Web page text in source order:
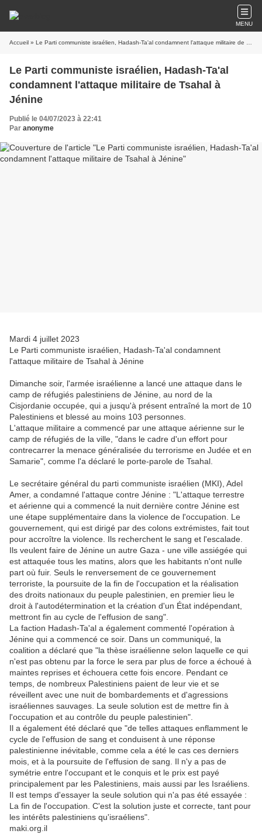
MENU
Accueil » Le Parti communiste israélien, Hadash-Ta'al condamnent l'attaque militaire de Tsahal à Jénine
Le Parti communiste israélien, Hadash-Ta'al
condamnent l'attaque militaire de Tsahal à
Jénine
Publié le 04/07/2023 à 22:41
Par anonyme
Mardi 4 juillet 2023
Le Parti communiste israélien, Hadash-Ta'al condamnent
l'attaque militaire de Tsahal à Jénine
Dimanche soir, l'armée israélienne a lancé une attaque dans le
camp de réfugiés palestiniens de Jénine, au nord de la
Cisjordanie occupée, qui a jusqu'à présent entraîné la mort de 10
Palestiniens et blessé au moins 103 personnes.
L'attaque militaire a commencé par une attaque aérienne sur le
camp de réfugiés de la ville, "dans le cadre d'un effort pour
contrecarrer la menace généralisée du terrorisme en Judée et en
Samarie", comme l'a déclaré le porte-parole de Tsahal.
Le secrétaire général du parti communiste israélien (MKI), Adel
Amer, a condamné l'attaque contre Jénine : "L'attaque terrestre
et aérienne qui a commencé la nuit dernière contre Jénine est
une étape supplémentaire dans la violence de l'occupation. Le
gouvernement, qui est dirigé par des colons extrémistes, fait tout
pour accroître la violence. Ils recherchent le sang et l'escalade.
Ils veulent faire de Jénine un autre Gaza - une ville assiégée qui
est attaquée tous les matins, alors que les habitants n'ont nulle
part où fuir. Seuls le renversement de ce gouvernement
terroriste, la poursuite de la fin de l'occupation et la réalisation
des droits nationaux du peuple palestinien, en premier lieu le
droit à l'autodétermination et la création d'un État indépendant,
mettront fin au cycle de l'effusion de sang".
La faction Hadash-Ta'al a également commenté l'opération à
Jénine qui a commencé ce soir. Dans un communiqué, la
coalition a déclaré que "la thèse israélienne selon laquelle ce qui
n'est pas obtenu par la force le sera par plus de force a échoué à
maintes reprises et échouera cette fois encore. Pendant ce
temps, de nombreux Palestiniens paient de leur vie et se
réveillent avec une nuit de bombardements et d'agressions
israéliennes sauvages. La seule solution est de mettre fin à
l'occupation et au contrôle du peuple palestinien".
Il a également été déclaré que "de telles attaques enflamment le
cycle de l'effusion de sang et conduisent à une réponse
palestinienne inévitable, comme cela a été le cas ces derniers
mois, et à la poursuite de l'effusion de sang. Il n'y a pas de
symétrie entre l'occupant et le conquis et le prix est payé
principalement par les Palestiniens, mais aussi par les Israéliens.
Il est temps d'essayer la seule solution qui n'a pas été essayée :
La fin de l'occupation. C'est la solution juste et correcte, tant pour
les intérêts palestiniens qu'israéliens".
maki.org.il